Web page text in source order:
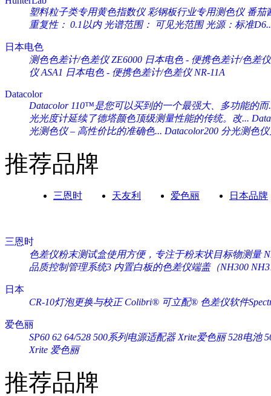
塑料粒子类专用黄色指数仪 彩钢板行业专用测色仪 番茄
重复性： 0.1以内 光谱范围： 可见光范围 光源：标准
日本电色
测色色差计/色差仪 ZE6000 日本电色 - 便携色差计/色差
仪 ASA1 日本电色 - 便携色差计/色差仪 NR-11A
Datacolor
Datacolor 110™是您可以买到的一个最强大、多功能的而
光光度计延续了德塔颜色顶级测量性能的传统。改...
光测色仪 – 高性价比的准确色... Datacolor200 分光测色
推荐品牌
三恩时 天友利 爱色丽 日本品牌
三恩时
色差仪粉末测试盒使用方便，专注于粉末状目标物测量
品质控制管理系统3 内置白板的色差仪端盖（NH300
日本
CR-10灯泡更换与校正 Colibri® 可立配® 色差仪软件
爱色丽
SP60 62 64/528 500系列电源适配器 Xrite爱色丽 528电池
Xrite 爱色丽
推荐品牌